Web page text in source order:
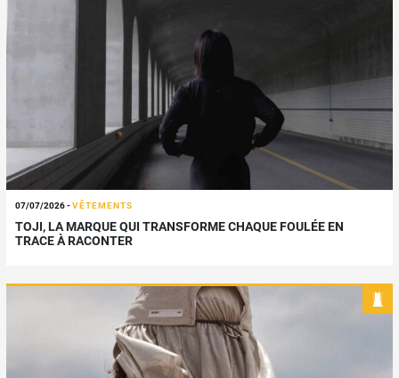
07/07/2026-VÊTEMENTS
TOJI, LA MARQUE QUI TRANSFORME CHAQUE FOULÉE EN
TRACE À RACONTER